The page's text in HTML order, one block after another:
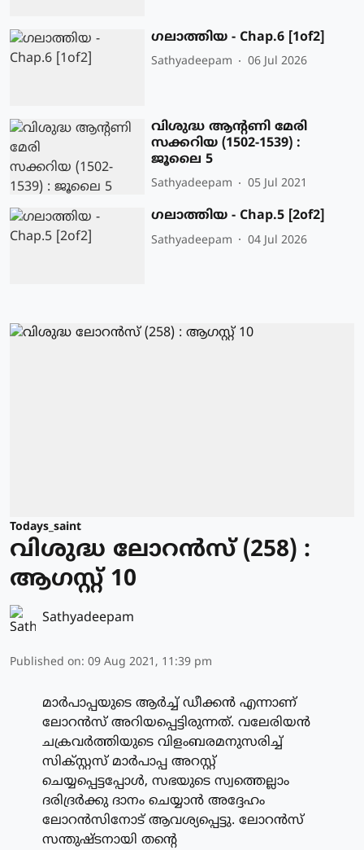
ഗലാത്തിയ - Chap.6 [1of2]
Sathyadeepam 06 Jul 2026
വിശുദ്ധ ആന്റണി മേരി
സക്കറിയ (1502-1539) :
ജൂലൈ 5
Sathyadeepam 05 Jul 2021
ഗലാത്തിയ - Chap.5 [2of2]
Sathyadeepam 04 Jul 2026
Todays_saint
വിശുദ്ധ ലോറന്‍സ് (258) :
ആഗസ്റ്റ് 10
Sathyadeepam
Published on: 09 Aug 2021, 11:39 pm
മാര്‍പാപ്പയുടെ ആര്‍ച്ച് ഡീക്കന്‍ എന്നാണ്
ലോറന്‍സ് അറിയപ്പെട്ടിരുന്നത്. വലേരിയന്‍
ചക്രവര്‍ത്തിയുടെ വിളംബരമനുസരിച്ച്
സിക്സ്റ്റസ് മാര്‍പാപ്പ അറസ്റ്റ്
ചെയ്യപ്പെട്ടപ്പോള്‍, സഭയുടെ സ്വത്തെല്ലാം
ദരിദ്രര്‍ക്കു ദാനം ചെയ്യാന്‍ അദ്ദേഹം
ലോറന്‍സിനോട് ആവശ്യപ്പെട്ടു. ലോറന്‍സ്
സന്തുഷ്ടനായി തന്റെ